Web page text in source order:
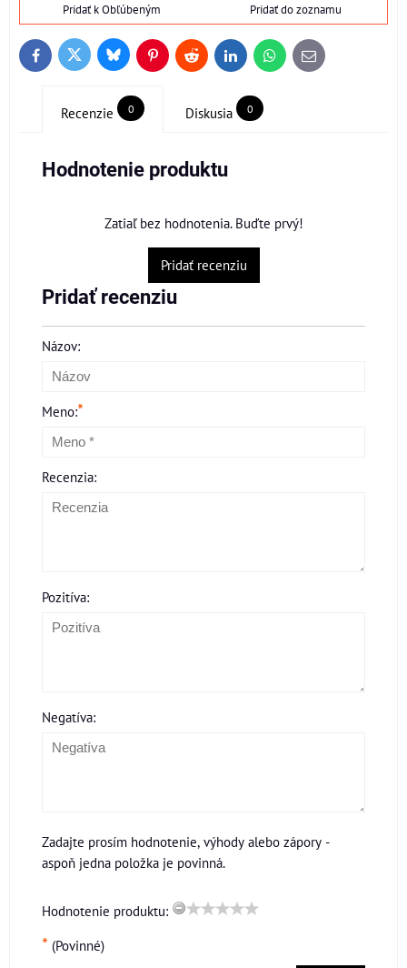
Pridať k Obľúbeným Pridať do zoznamu
FacebookTwitter BlueskyPinterestReddit LinkedInWhatsApp
E-
mail
Recenzie 0 Diskusia 0
Hodnotenie produktu
Zatiaľ bez hodnotenia. Buďte prvý!
Pridať recenziu
Pridať recenziu
Názov:
Meno:*
Recenzia:
Pozitíva:
Negatíva:
Zadajte prosím hodnotenie, výhody alebo zápory -
aspoň jedna položka je povinná.
Hodnotenie produktu:
* (Povinné)